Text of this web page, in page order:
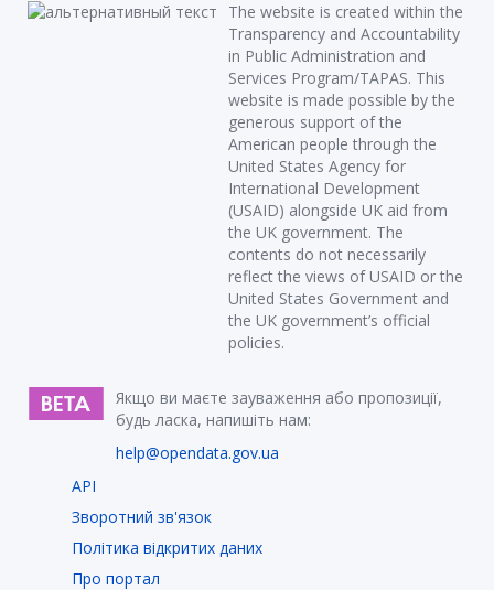
The website is created within the
Transparency and Accountability
in Public Administration and
Services Program/TAPAS. This
website is made possible by the
generous support of the
American people through the
United States Agency for
International Development
(USAID) alongside UK aid from
the UK government. The
contents do not necessarily
reflect the views of USAID or the
United States Government and
the UK government’s official
policies.
Якщо ви маєте зауваження або пропозиції,
будь ласка, напишіть нам:
help@opendata.gov.ua
API
Зворотний зв'язок
Політика відкритих даних
Про портал